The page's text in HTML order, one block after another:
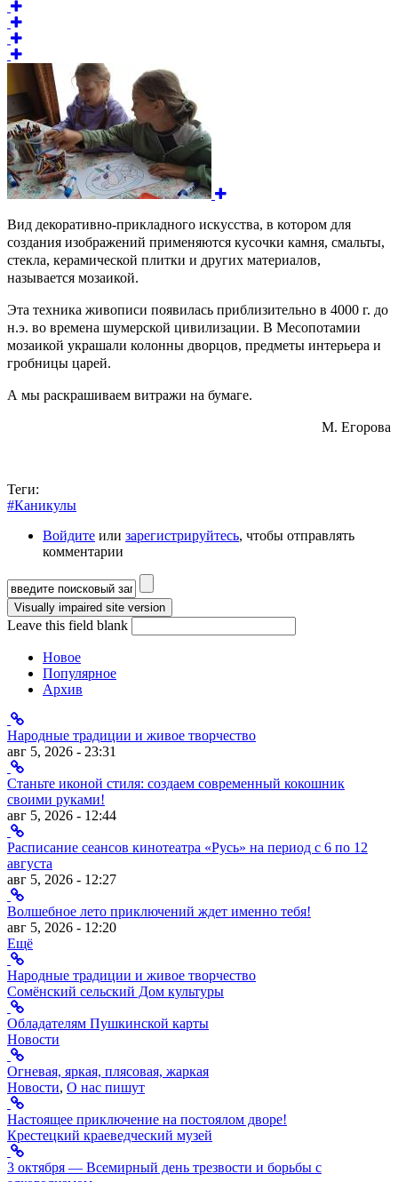
Вид декоративно-прикладного искусства, в котором для
создания изображений применяются кусочки камня, смальты,
стекла, керамической плитки и других материалов,
называется мозаикой.
Эта техника живописи появилась приблизительно в 4000 г. до
н.э. во времена шумерской цивилизации. В Месопотамии
мозаикой украшали колонны дворцов, предметы интерьера и
гробницы царей.
А мы раскрашиваем витражи на бумаге.
М. Егорова
Теги:
#Каникулы
Войдите или зарегистрируйтесь, чтобы отправлять
комментарии
Форма поиска
Leave this field blank
Новое
Популярное
Архив
Народные традиции и живое творчество
авг 5, 2026 - 23:31
Станьте иконой стиля: создаем современный кокошник
своими руками!
авг 5, 2026 - 12:44
Расписание сеансов кинотеатра «Русь» на период с 6 по 12
августа
авг 5, 2026 - 12:27
Волшебное лето приключений ждет именно тебя!
авг 5, 2026 - 12:20
Ещё
Народные традиции и живое творчество
Сомёнский сельский Дом культуры
Обладателям Пушкинской карты
Новости
Огневая, яркая, плясовая, жаркая
Новости, О нас пишут
Настоящее приключение на постоялом дворе!
Крестецкий краеведческий музей
3 октября — Всемирный день трезвости и борьбы с